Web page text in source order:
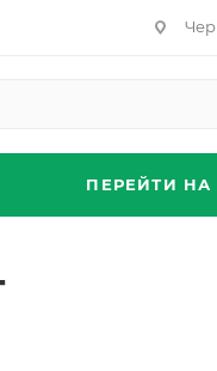
ПЕРЕЙТИ